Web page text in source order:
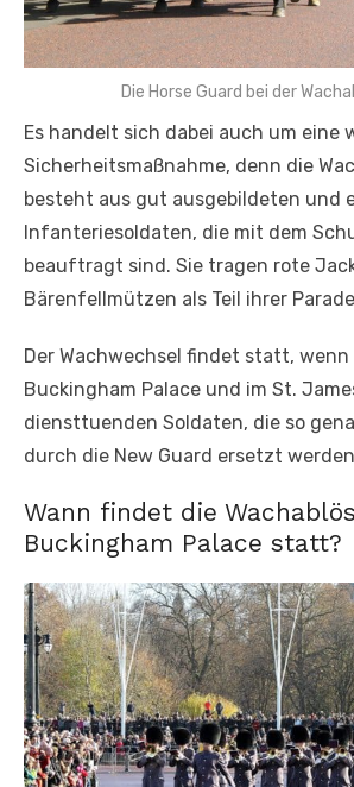
Die Horse Guard bei der
Es handelt sich dabei auch um eine
Sicherheitsmaßnahme, denn die
besteht aus gut ausgebildeten und
Infanteriesoldaten, die mit dem
beauftragt sind. Sie tragen rote
Bärenfellmützen als Teil ihrer
Der Wachwechsel findet statt,
Buckingham Palace und im St.
diensttuenden Soldaten, die so
durch die New Guard ersetzt
Wann findet die
Buckingham Palace statt?